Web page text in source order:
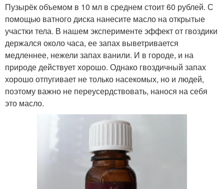
Пузырёк объемом в 10 мл в среднем стоит 60 рублей. С
помощью ватного диска нанесите масло на открытые
участки тела. В нашем эксперименте эффект от гвоздики
держался около часа, ее запах выветривается
медленнее, нежели запах ванили. И в городе, и на
природе действует хорошо. Однако гвоздичный запах
хорошо отпугивает не только насекомых, но и людей,
поэтому важно не переусердствовать, нанося на себя
это масло.